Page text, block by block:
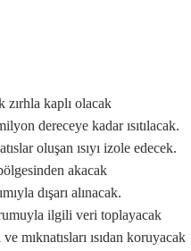
zırhla kaplı olacak
dereceye kadar ısıtılacak.
oluşan ısıyı izole edecek.
akacak
dışarı alınacak.
ilgili veri toplayacak
mıknatısları ısıdan koruyacak